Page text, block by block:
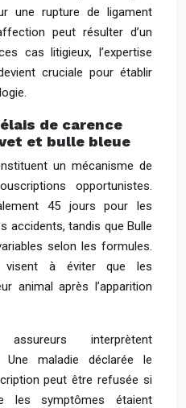
une rupture de ligament
peut résulter d’un
cas litigieux, l’expertise
cruciale pour établir
de carence
et bulle bleue
un mécanisme de
opportunistes.
45 jours pour les
accidents, tandis que Bulle
selon les formules.
à éviter que les
animal après l’apparition
interprètent
Une maladie déclarée le
peut être refusée si
les symptômes étaient